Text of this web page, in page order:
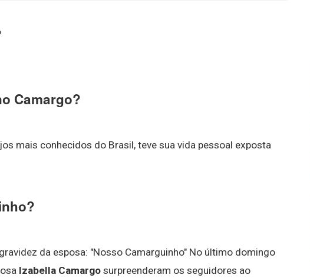
Camargo?
mais conhecidos do Brasil, teve sua vida pessoal exposta
da esposa: "Nosso Camarguinho" No último domingo
Izabella Camargo surpreenderam os seguidores ao